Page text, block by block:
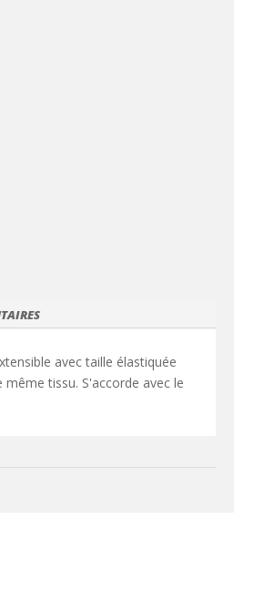
avec taille élastiquée
tissu. S'accorde avec le